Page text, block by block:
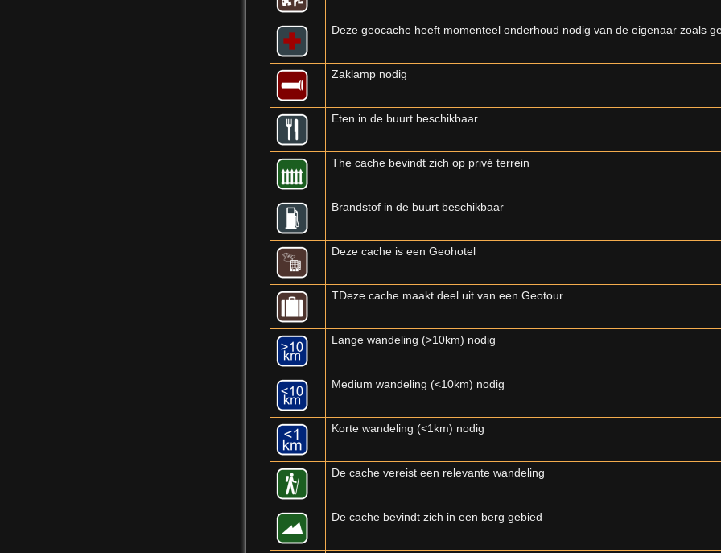
Deze geocache heeft momenteel onderhoud nodig van de eigenaar zoals
Zaklamp nodig
Eten in de buurt beschikbaar
The cache bevindt zich op privé terrein
Brandstof in de buurt beschikbaar
Deze cache is een Geohotel
TDeze cache maakt deel uit van een Geotour
Lange wandeling (>10km) nodig
Medium wandeling (<10km) nodig
Korte wandeling (<1km) nodig
De cache vereist een relevante wandeling
De cache bevindt zich in een berg gebied